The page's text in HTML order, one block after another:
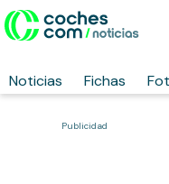
Noticias Fichas
Publicidad